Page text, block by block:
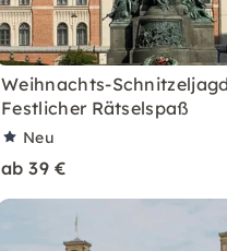
Weihnachts-
Festlicher Rätselspaß
Neu
ab 39 €